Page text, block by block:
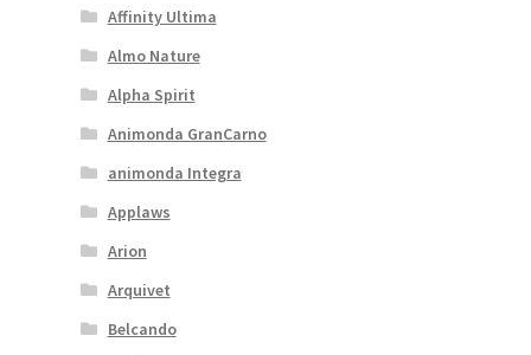
Affinity Ultima
Almo Nature
Alpha Spirit
Animonda GranCarno
animonda Integra
Applaws
Arion
Arquivet
Belcando